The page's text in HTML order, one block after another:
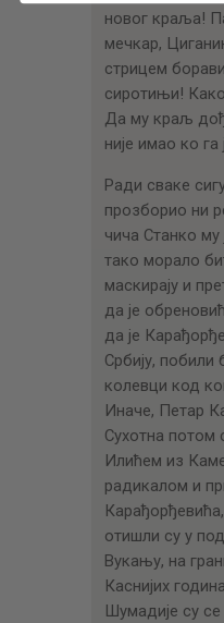
новог краља!
мечкар,
стрицем
сиротињи!
Да му краљ
није имао ко га
Ради сваке
прозборио ни
чича Станко му
тако морало
маскирају и
да је
да је
Србију, побили
колевци код
Иначе, Петар
Сухотна
Илићем из
радикалом и
отишли су у
Вукању, на
Каснијих
Шумадије су